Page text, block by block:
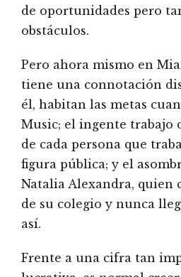
de oportunidades pero
obstáculos.
Pero ahora mismo en
tiene una connotación
él, habitan las metas
Music; el ingente trabajo
de cada persona que
figura pública; y el
Natalia Alexandra, quien
de su colegio y nunca
así.
Frente a una cifra tan